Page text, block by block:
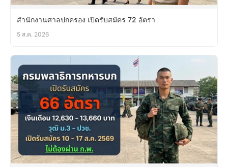
สำนักงานศาลปกครอง เปิดรับสมัคร 72 อัตรา
5 ส.ค. 2026